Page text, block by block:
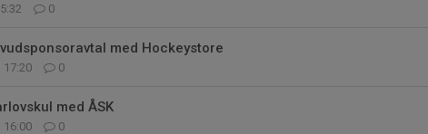
0
med Hockeystore
17:20 0
med ÅSK
16:00 0